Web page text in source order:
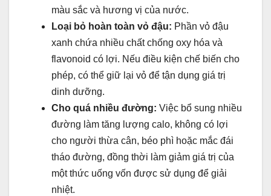
màu sắc và hương vị của nước.
Loại bỏ hoàn toàn vỏ đậu: Phần vỏ đậu
xanh chứa nhiều chất chống oxy hóa và
flavonoid có lợi. Nếu điều kiện chế biến cho
phép, có thể giữ lại vỏ để tận dụng giá trị
dinh dưỡng.
Cho quá nhiều đường: Việc bổ sung nhiều
đường làm tăng lượng calo, không có lợi
cho người thừa cân, béo phì hoặc mắc đái
tháo đường, đồng thời làm giảm giá trị của
một thức uống vốn được sử dụng để giải
nhiệt.